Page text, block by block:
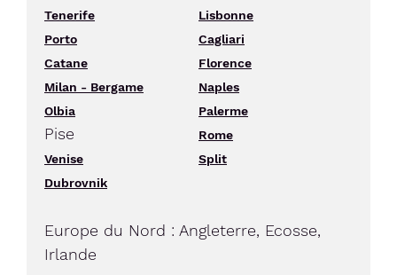
Tenerife
Lisbonne
Porto
Cagliari
Catane
Florence
Milan - Bergame
Naples
Olbia
Palerme
Pise
Rome
Venise
Split
Dubrovnik
Europe du Nord : Angleterre, Ecosse,
Irlande